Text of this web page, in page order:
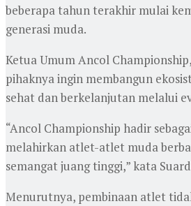
beberapa tahun terakhir mulai
generasi muda.
Ketua Umum Ancol
pihaknya ingin membangun
sehat dan berkelanjutan melalui
“Ancol Championship hadir
melahirkan atlet-atlet muda
semangat juang tinggi,” kata
Menurutnya, pembinaan atlet